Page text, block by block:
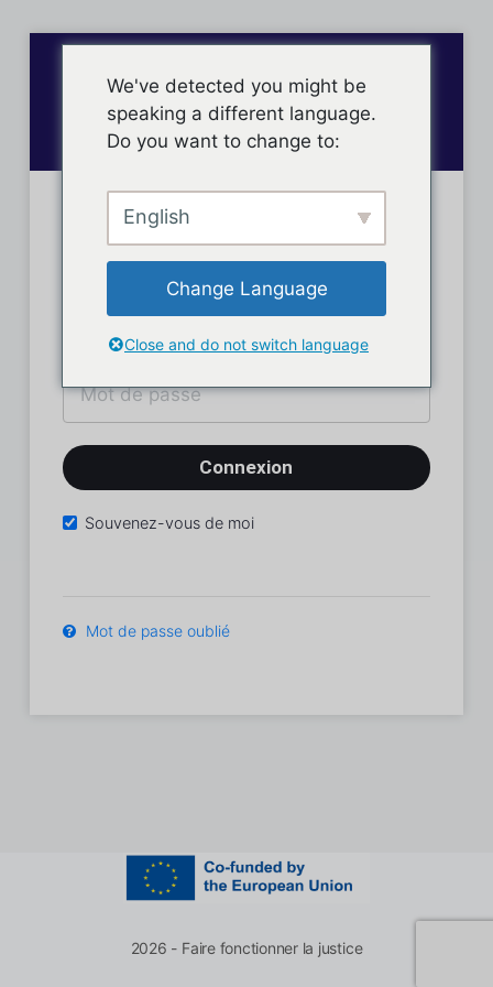
Connexion des membres
Souvenez-vous de moi
Mot de passe oublié
2026 - Faire fonctionner la justice
We've detected you might be
speaking a different language.
Do you want to change to:
English
Change Language
Close and do not switch language